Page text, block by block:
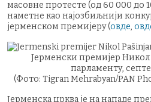
масовне протесте (од 60 000 до
наметне као најозбиљнији
јерменском премијеру (овде,
Јерменски премијер
парламенту,
(Фото: Tigran Mehrabyan/PAN
Јерменска црква је на нападе